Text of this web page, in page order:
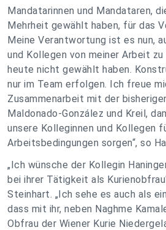
Mandatarinnen und Mandataren,
Mehrheit gewählt haben, für das
Meine Verantwortung ist es nun,
und Kollegen von meiner Arbeit
heute nicht gewählt haben.
nur im Team erfolgen. Ich freue
Zusammenarbeit mit der
Maldonado-González und Kreil,
unsere Kolleginnen und Kollegen
Arbeitsbedingungen sorgen“, so
„Ich wünsche der Kollegin
bei ihrer Tätigkeit als
Steinhart. „Ich sehe es auch als
dass mit ihr, neben Naghme
Obfrau der Wiener Kurie